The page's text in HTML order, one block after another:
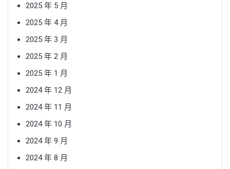
2025 年 5 月
2025 年 4 月
2025 年 3 月
2025 年 2 月
2025 年 1 月
2024 年 12 月
2024 年 11 月
2024 年 10 月
2024 年 9 月
2024 年 8 月